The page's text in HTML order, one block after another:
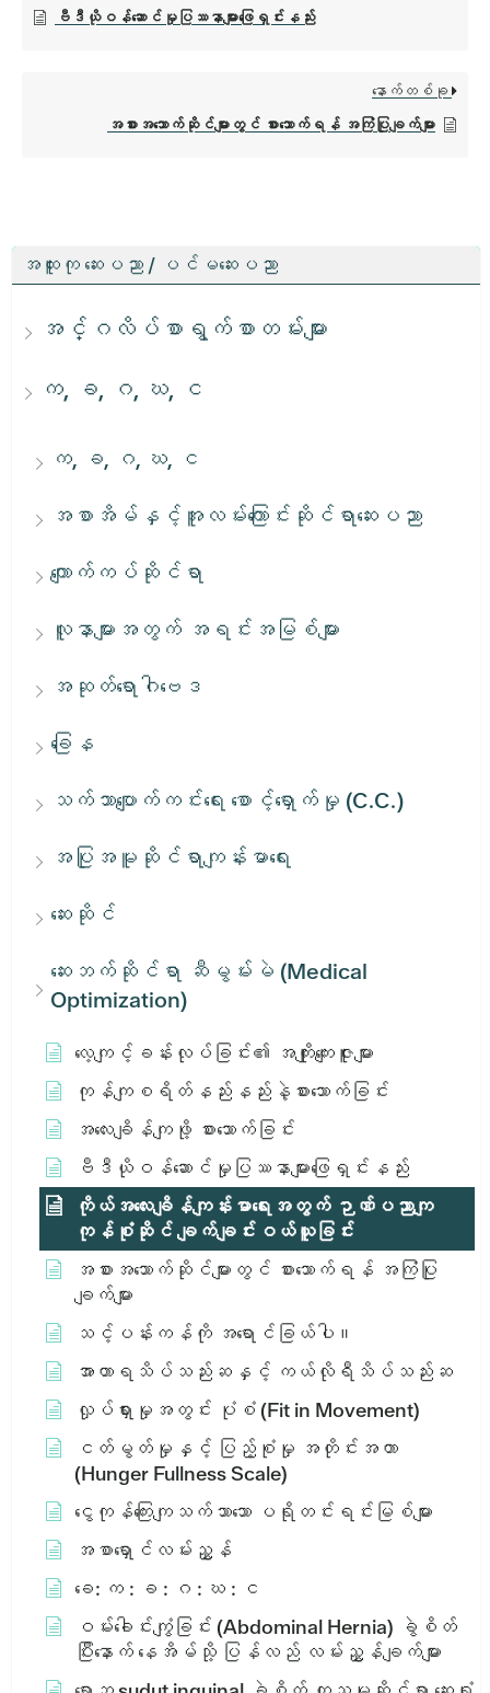
အထူးကု ဆေးပညာ / ပင်မဆေးပညာ
အင်္ဂလိပ်စာရွက်စာတမ်းများ
က, ခ, ဂ, ဃ, င
က, ခ, ဂ, ဃ, င
အစာအိမ်နှင့်အူလမ်းကြောင်းဆိုင်ရာဆေးပညာ
ကျောက်ကပ်ဆိုင်ရာ
လူနာများအတွက် အရင်းအမြစ်များ
အဆုတ်ရောဂါဗေဒ
ခြေန
သက်သာပျောက်ကင်းရေး စောင့်ရှောက်မှု (C.C.)
အပြုအမူဆိုင်ရာကျန်းမာရေး
ဆေးဆိုင်
ဆေးဘက်ဆိုင်ရာ ဆီမွမ်းမဲ (Medical
Optimization)
လေ့ကျင့်ခန်းလုပ်ခြင်း၏ အကျိုးကျေးဇူးများ
ကုန်ကျစရိတ်နည်းနည်းနဲ့စားသောက်ခြင်း
အလေးချိန်ကျဖို့ စားသောက်ခြင်း
ဗီဒီယိုဝန်ဆောင်မှုပြဿနာများဖြေရှင်းနည်း
ကိုယ်အလေးချိန်ကျန်းမာရေးအတွက် ဉာဏ်ပညာကျ
ကုန်စုံဆိုင် ချက်ချင်းဝယ်ယူခြင်း
အစားအသောက်ဆိုင်များတွင် စားသောက်ရန် အကြံပြု
ချက်များ
သင့်ပန်းကန်ကို အရောင်ခြယ်ပါ။
အာဟာရသိပ်သည်းဆနှင့် ကယ်လိုရီသိပ်သည်းဆ
လှုပ်ရှားမှုအတွင်း ပုံစံ (Fit in Movement)
ငတ်မွတ်မှုနှင့် ပြည့်စုံမှု အတိုင်းအတာ
(Hunger Fullness Scale)
ငွေကုန်ကြေးကျသက်သာသော ပရိုတင်းရင်းမြစ်များ
အစာရှောင်လမ်းညွှန်
ခေ: က : ခ : ဂ : ဃ : င
ဝမ်းခေါင်းကျွံခြင်း (Abdominal Hernia) ခွဲစိတ်
ပြီးနောက် နေအိမ်သို့ ပြန်လည် လမ်းညွှန်ချက်များ
ဗီဒီယိုဝန်ဆောင်မှုပြဿနာများဖြေရှင်းနည်း
နောက်တစ်ခု
အစားအသောက်ဆိုင်များတွင် စားသောက်ရန် အကြံပြုချက်များ